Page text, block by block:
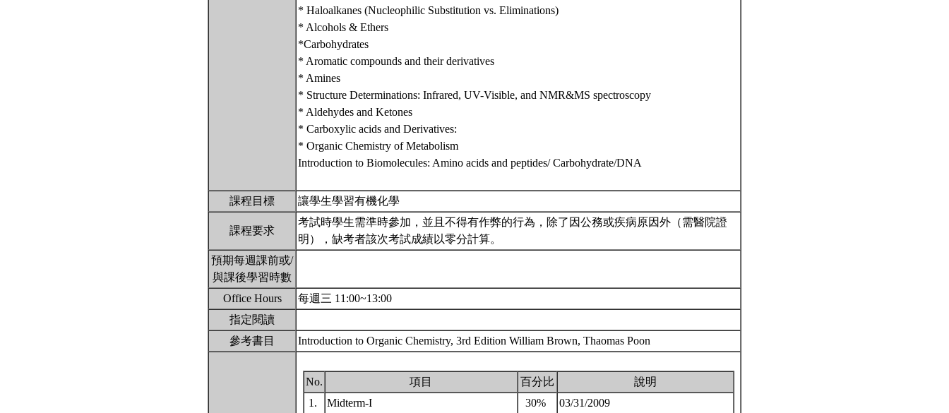
* Haloalkanes (Nucleophilic Substitution vs. Eliminations)
* Alcohols & Ethers
*Carbohydrates
* Aromatic compounds and their derivatives
* Amines
* Structure Determinations: Infrared, UV-Visible, and NMR&MS spectroscopy
* Aldehydes and Ketones
* Carboxylic acids and Derivatives:
* Organic Chemistry of Metabolism
Introduction to Biomolecules: Amino acids and peptides/ Carbohydrate/DNA
課程目標 讓學生學習有機化學
課程要求
考試時學生需準時參加，並且不得有作弊的行為，除了因公務或疾病原因外（需醫院證
明），缺考者該次考試成績以零分計算。
預期每週課前或/
與課後學習時數
Office Hours
每週三 11:00~13:00
指定閱讀
參考書目
Introduction to Organic Chemistry, 3rd Edition William Brown, Thaomas Poon
No. 項目 百分比
說明
1.
Midterm-I 30%
03/31/2009